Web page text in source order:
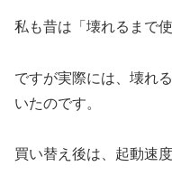
私も昔は「壊れるまで
ですが実際には、壊れ
いたのです。
買い替え後は、起動速